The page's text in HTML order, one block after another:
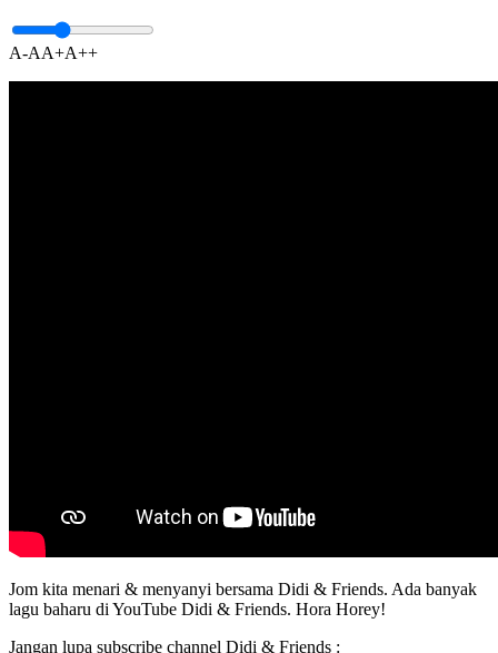
A-AA+A++
Jom kita menari & menyanyi bersama Didi & Friends. Ada banyak
lagu baharu di YouTube Didi & Friends. Hora Horey!
Jangan lupa subscribe channel Didi & Friends :